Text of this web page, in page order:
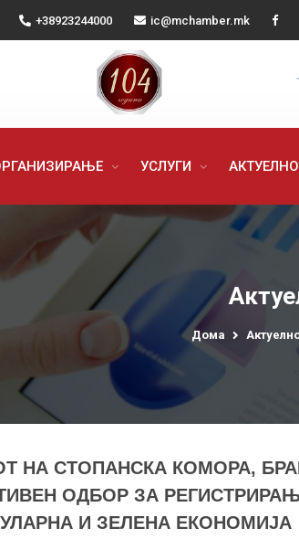
+38923244000 ic@mchamber.mk
УСЛУГИ АКТУЕЛНО
Дома
НА СТОПАНСКА КОМОРА,
ОДБОР ЗА
И ЗЕЛЕНА ЕКОНОМИЈА